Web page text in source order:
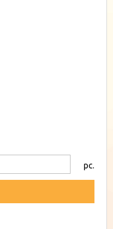
pc.